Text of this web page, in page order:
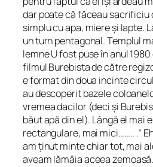
dar poate că făceau sacrificiu
simplu cu apa, miere și lapte.
un turn pentagonal. Templul
lemne U fost puse în anul
filmul Burebista de către
e format din doua incinte
au descoperit bazele
vremea dacilor (deci și
băut apă din el). Lângă el mai
rectangulare, mai mici…….. .”
am ținut minte chiar tot, mai
aveam lămâia aceea zemoasă.